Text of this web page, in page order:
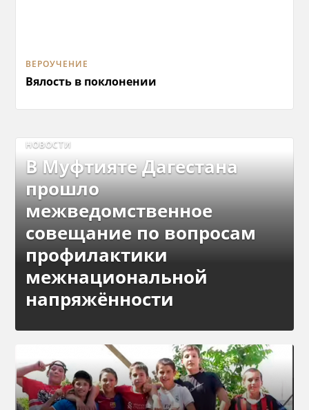
ВЕРОУЧЕНИЕ
Вялость в поклонении
НОВОСТИ
В Муфтияте Дагестана
прошло
межведомственное
совещание по вопросам
профилактики
межнациональной
напряжённости